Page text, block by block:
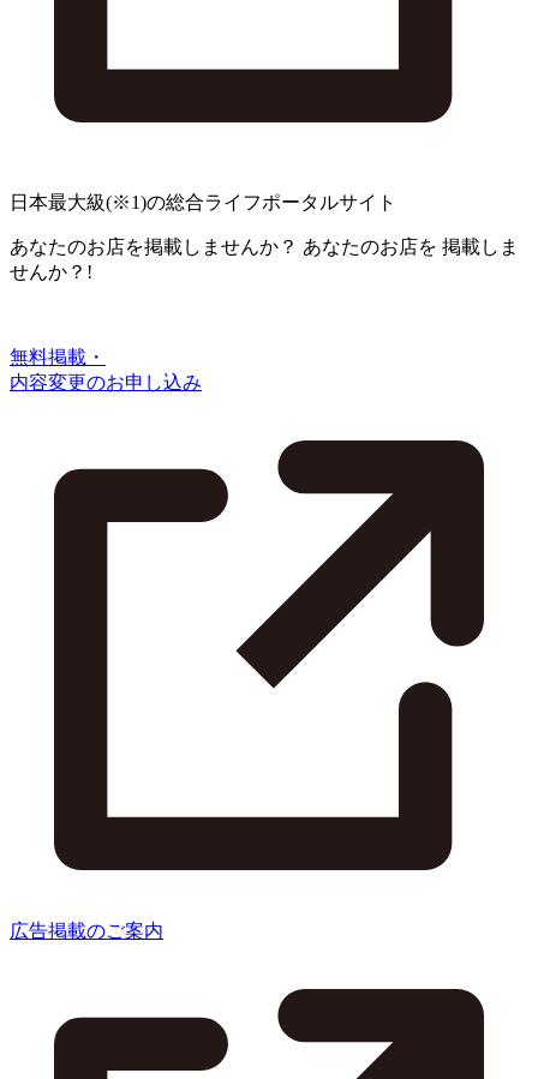
日本最大級(※1)の総合ライフポータルサイト
あなたのお店を掲載しませんか？ あなたのお店を 掲載しま
せんか？!
無料掲載・
内容変更のお申し込み
広告掲載のご案内